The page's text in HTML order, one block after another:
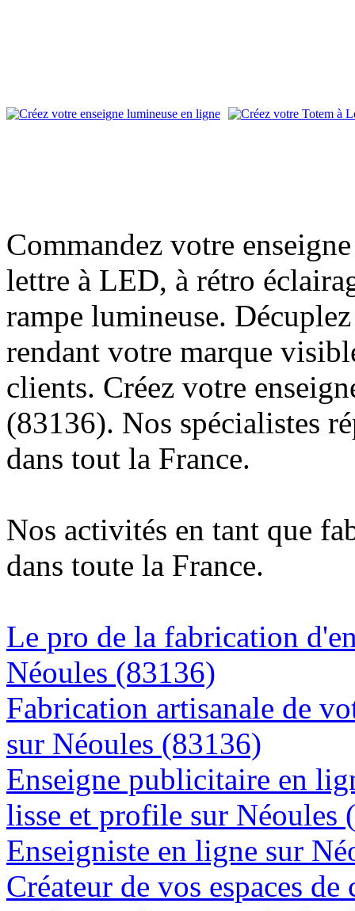
Commandez votre
lettre à LED, à rétro
rampe lumineuse.
rendant votre marque
clients. Créez votre
(83136). Nos spécialistes
dans tout la France.
Nos activités en tant que
dans toute la France.
Le pro de la fabrication
Néoules (83136)
Fabrication artisanale de
sur Néoules (83136)
Enseigne publicitaire en
lisse et profile sur Néoules
Enseigniste en ligne sur
Créateur de vos espaces